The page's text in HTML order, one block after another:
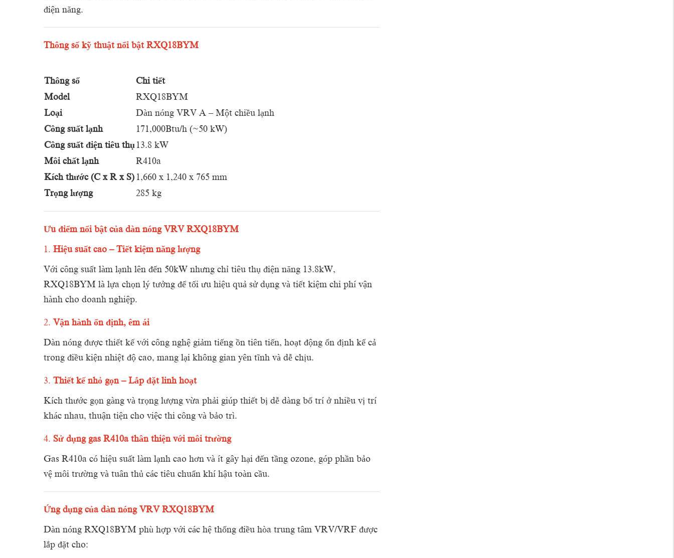
điện năng.
Thông số kỹ thuật nổi bật RXQ18BYM
Thông số
Chi tiết
Model
RXQ18BYM
Loại
Dàn nóng VRV A – Một chiều lạnh
Công suất lạnh
171,000Btu/h (~50 kW)
Công suất điện tiêu thụ 13.8 kW
Môi chất lạnh
R410a
Kích thước (C x R x S) 1,660 x 1,240 x 765 mm
Trọng lượng
285 kg
Ưu điểm nổi bật của dàn nóng VRV RXQ18BYM
1. Hiệu suất cao – Tiết kiệm năng lượng
Với công suất làm lạnh lên đến 50kW nhưng chỉ tiêu thụ điện năng 13.8kW,
RXQ18BYM là lựa chọn lý tưởng để tối ưu hiệu quả sử dụng và tiết kiệm chi phí vận
hành cho doanh nghiệp.
2. Vận hành ổn định, êm ái
Dàn nóng được thiết kế với công nghệ giảm tiếng ồn tiên tiến, hoạt động ổn định kể cả
trong điều kiện nhiệt độ cao, mang lại không gian yên tĩnh và dễ chịu.
3. Thiết kế nhỏ gọn – Lắp đặt linh hoạt
Kích thước gọn gàng và trọng lượng vừa phải giúp thiết bị dễ dàng bố trí ở nhiều vị trí
khác nhau, thuận tiện cho việc thi công và bảo trì.
4. Sử dụng gas R410a thân thiện với môi trường
Gas R410a có hiệu suất làm lạnh cao hơn và ít gây hại đến tầng ozone, góp phần bảo
vệ môi trường và tuân thủ các tiêu chuẩn khí hậu toàn cầu.
Ứng dụng của dàn nóng VRV RXQ18BYM
Dàn nóng RXQ18BYM phù hợp với các hệ thống điều hòa trung tâm VRV/VRF được
lắp đặt cho: